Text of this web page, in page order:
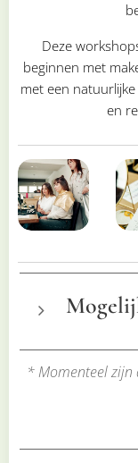
Deze
beginnen met
met een
en
* Momenteel zijn